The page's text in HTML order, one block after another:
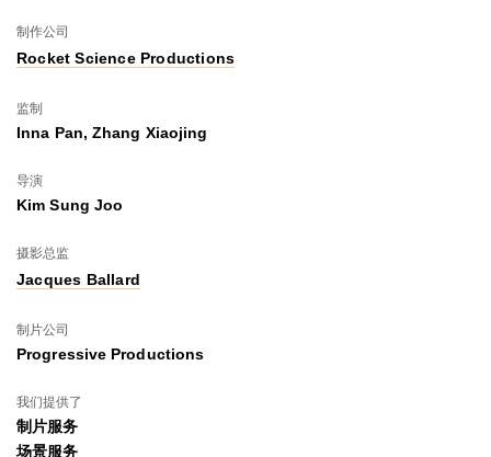
制作公司
Rocket Science Productions
监制
Inna Pan, Zhang Xiaojing
导演
Kim Sung Joo
摄影总监
Jacques Ballard
制片公司
Progressive Productions
我们提供了
制片服务
场景服务